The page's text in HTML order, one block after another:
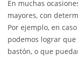
En muchas
mayores, con
Por ejemplo, en
podemos lograr
bastón, o que